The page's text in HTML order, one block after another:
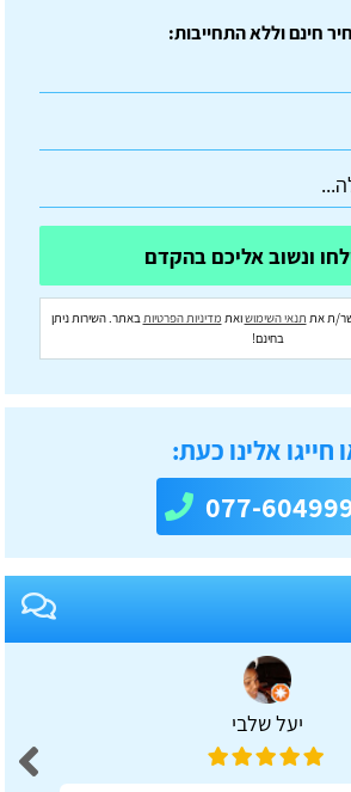
ת את תנאי השימושואת מדיניות הפרטיותבאתר. השירות ניתן
בחינם!
חייגו אלינו כעת:
077-
יעל שלבי